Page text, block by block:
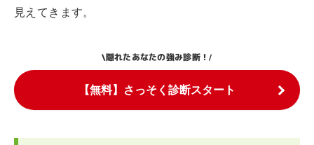
見えてきます。
\隠れたあなたの強み診断！/
【無料】さっそく診断スタート